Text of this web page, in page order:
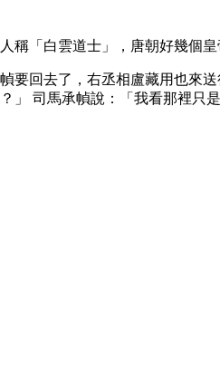
「白雲道士」，唐朝好幾個皇
回去了，右丞相盧藏用也來
司馬承幀說：「我看那裡只是